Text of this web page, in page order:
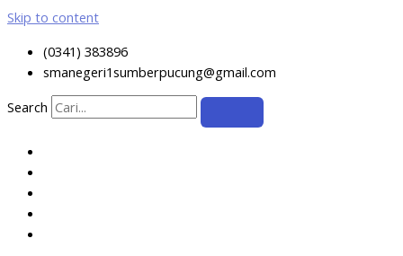
Skip to content
(0341) 383896
smanegeri1sumberpucung@gmail.com
Search